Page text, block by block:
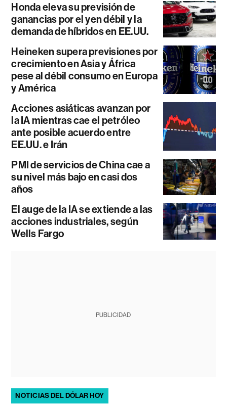
Honda eleva su previsión de
ganancias por el yen débil y la
demanda de híbridos en EE.UU.
Heineken supera previsiones por
crecimiento en Asia y África
pese al débil consumo en Europa
y América
Acciones asiáticas avanzan por
la IA mientras cae el petróleo
ante posible acuerdo entre
EE.UU. e Irán
PMI de servicios de China cae a
su nivel más bajo en casi dos
años
El auge de la IA se extiende a las
acciones industriales, según
Wells Fargo
PUBLICIDAD
NOTICIAS DEL DÓLAR HOY